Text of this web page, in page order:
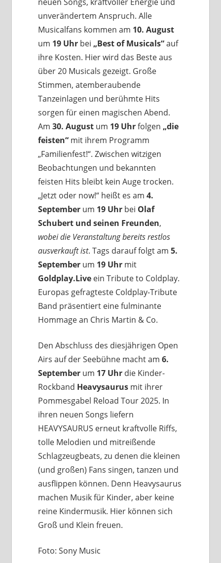
unverändertem Anspruch. Alle
Musicalfans kommen am 10. August
um 19 Uhr bei „Best of Musicals“auf
ihre Kosten. Hier wird das Beste aus
über 20 Musicals gezeigt. Große
Stimmen, atemberaubende
Tanzeinlagen und berühmte Hits
sorgen für einen magischen Abend.
Am30. August um 19 Uhrfolgen „die
feisten“ mit ihrem Programm
„Familienfest!“. Zwischen witzigen
Beobachtungen und bekannten
feisten Hits bleibt kein Auge trocken.
„Jetzt oder now!“ heißt es am4.
September um 19 Uhr bei Olaf
Schubert und seinen Freunden,
wobei die Veranstaltung bereits restlos
ausverkauft ist. Tags darauf folgt am5.
September um 19 Uhr mit
Goldplay.Live ein Tribute to Coldplay.
Europas gefragteste Coldplay-Tribute
Band präsentiert eine fulminante
Hommage an Chris Martin & Co.
Den Abschluss des diesjährigen Open
Airs auf der Seebühne macht am6.
September um 17 Uhr die Kinder-
Rockband Heavysaurus mit ihrer
Pommesgabel Reload Tour 2025. In
ihren neuen Songs liefern
HEAVYSAURUS erneut kraftvolle Riffs,
tolle Melodien und mitreißende
Schlagzeugbeats, zu denen die kleinen
(und großen) Fans singen, tanzen und
ausflippen können. Denn Heavysaurus
machen Musik für Kinder, aber keine
reine Kindermusik. Hier können sich
Groß und Klein freuen.
Foto: Sony Music